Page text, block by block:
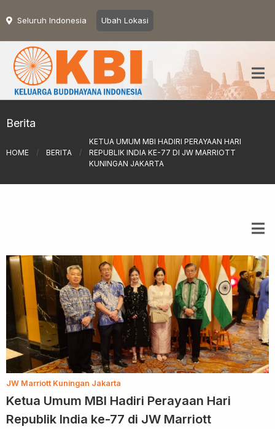
Seluruh Indonesia Ubah Lokasi
Berita
HOME / BERITA /
KETUA UMUM MBI HADIRI PERAYAAN HARI
REPUBLIK INDIA KE-77 DI JW MARRIOTT
KUNINGAN JAKARTA
JW Marriott Kuningan Jakarta
Ketua Umum MBI Hadiri Perayaan Hari
Republik India ke-77 di JW Marriott